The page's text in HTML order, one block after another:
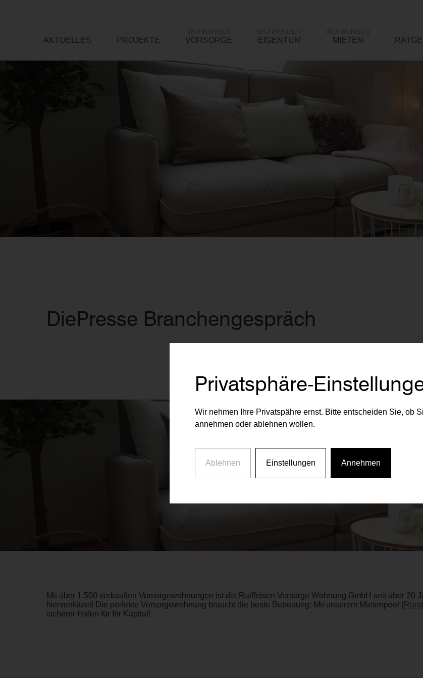
AKTUELLES PROJEKTE VORSORGE EIGENTUM MIETEN
DiePresse Branchengespräch
Mit über 1.500 verkauften Vorsorgewohnungen ist die Raiffeisen Vorsorge Wohnung GmbH seit über 20
Nervenkitzel! Die perfekte Vorsorgewohnung braucht die beste Betreuung: Mit unserem Mietenpool (
sicherer Hafen für Ihr Kapital!
Privatsphäre-
Wir nehmen Ihre Privatspähre ernst. Bitte entscheiden Sie, ob
annehmen oder ablehnen wollen.
Ablehnen Einstellungen Annehmen